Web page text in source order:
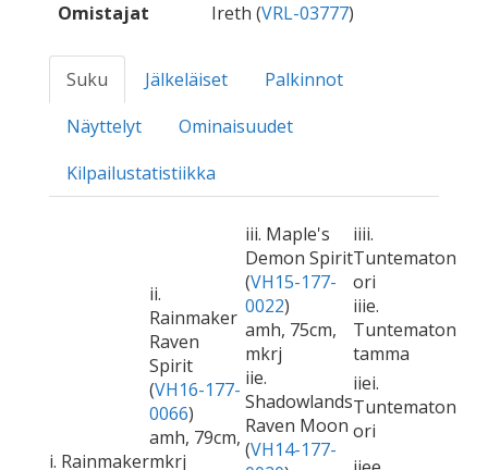
Omistajat
Ireth (VRL-03777)
Suku Jälkeläiset
Palkinnot
Näyttelyt
Ominaisuudet
Kilpailustatistiikka
i. Rainmaker
ii.
Rainmaker
Raven
Spirit
(VH16-177-
0066)
amh, 79cm,
mkrj
iii. Maple's
Demon Spirit
(VH15-177-
0022)
amh, 75cm,
mkrj
iiii.
Tuntematon
ori
iiie.
Tuntematon
tamma
iie.
Shadowlands
Raven Moon
(VH14-177-
iiei.
Tuntematon
ori